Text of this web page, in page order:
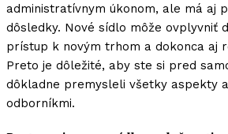
administratívnym úkonom, ale má aj
dôsledky. Nové sídlo môže ovplyvniť
prístup k novým trhom a dokonca aj
Preto je dôležité, aby ste si pred
dôkladne premysleli všetky aspekty
odborníkmi.